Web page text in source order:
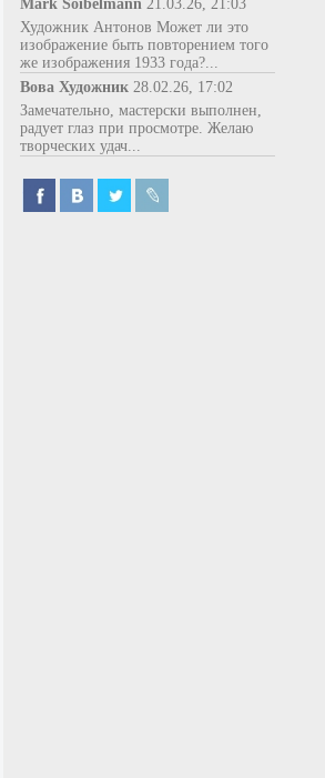
Mark Soibelmann 21.03.26, 21:03
Художник Антонов Может ли это
изображение быть повторением того
же изображения 1933 года?...
Вова Художник 28.02.26, 17:02
Замечательно, мастерски выполнен,
радует глаз при просмотре. Желаю
творческих удач...